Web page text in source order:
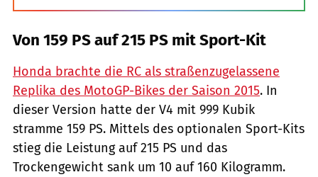
Von 159 PS auf 215 PS mit Sport-Kit
Honda brachte die RC als straßenzugelassene
Replika des MotoGP-Bikes der Saison 2015. In
dieser Version hatte der V4 mit 999 Kubik
stramme 159 PS. Mittels des optionalen Sport-Kits
stieg die Leistung auf 215 PS und das
Trockengewicht sank um 10 auf 160 Kilogramm.